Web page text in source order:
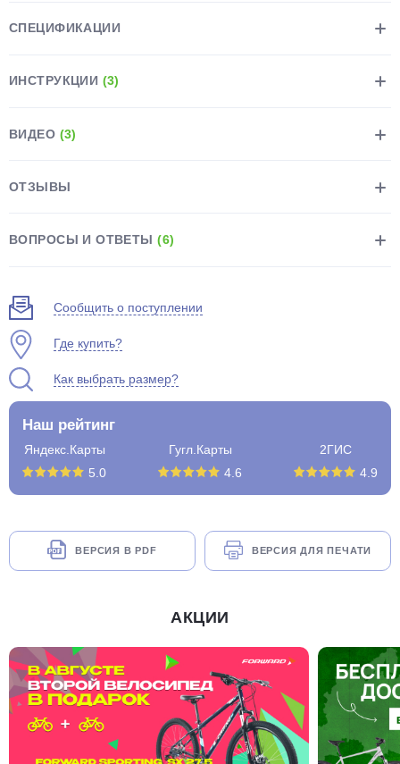
СПЕЦИФИКАЦИИ
ИНСТРУКЦИИ (3)
ВИДЕО (3)
ОТЗЫВЫ
ВОПРОСЫ И ОТВЕТЫ(6)
Сообщить о поступлении
Где купить?
Как выбрать размер?
Наш рейтинг
Яндекс.Карты
5.0
Гугл.Карты
4.6
2ГИС
4.9
ВЕРСИЯ В PDF ВЕРСИЯ ДЛЯ ПЕЧАТИ
АКЦИИ